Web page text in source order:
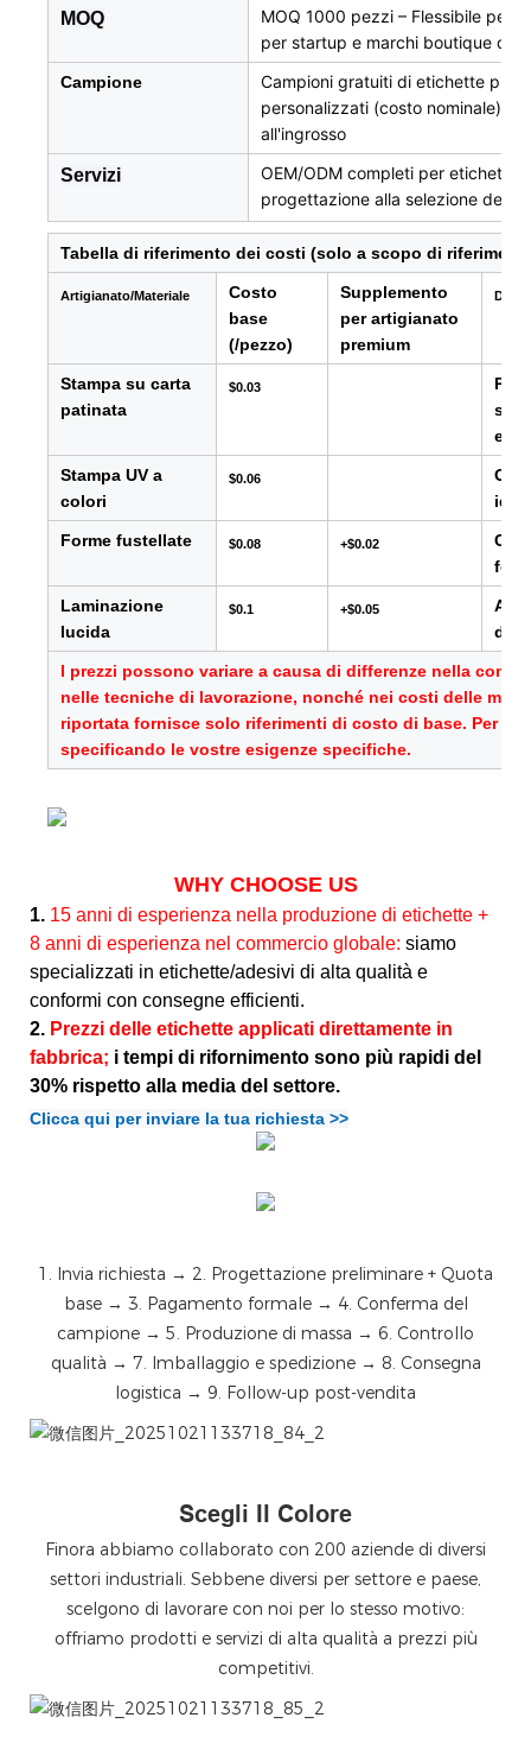
MOQ
MOQ 1000 pezzi – Flessibile per
per startup e marchi boutique che
Campione
Campioni gratuiti di etichette
personalizzati (costo nominale) -
all'ingrosso
Servizi
OEM/ODM completi per etichette
progettazione alla selezione dei
Tabella di riferimento dei costi (solo a scopo di
Artigianato/Materiale
Costo
base
(/pezzo)
Supplemento
per artigianato
premium
Stampa su carta
patinata
$0.03
Per
Stampa UV a
colori
$0.06
Forme fustellate $0.08 +$0.02
Laminazione
lucida
$0.1 +$0.05
I prezzi possono variare a causa di differenze nella
nelle tecniche di lavorazione, nonché nei costi delle
riportata fornisce solo riferimenti di costo di base. Per
specificando le vostre esigenze specifiche.
WHY CHOOSE US
1. 15 anni di esperienza nella produzione di etichette +
8 anni di esperienza nel commercio globale: siamo
specializzati in etichette/adesivi di alta qualità e
conformi con consegne efficienti.
2. Prezzi delle etichette applicati direttamente in
fabbrica; i tempi di rifornimento sono più rapidi del
30% rispetto alla media del settore.
Clicca qui per inviare la tua richiesta >>
1. Invia richiesta → 2. Progettazione preliminare + Quota
base → 3. Pagamento formale → 4. Conferma del
campione → 5. Produzione di massa → 6. Controllo
qualità → 7. Imballaggio e spedizione → 8. Consegna
logistica → 9. Follow-up post-vendita
微信图片_20251021133718_84_2
Scegli Il Colore
Finora abbiamo collaborato con 200 aziende di diversi
settori industriali. Sebbene diversi per settore e paese,
scelgono di lavorare con noi per lo stesso motivo:
offriamo prodotti e servizi di alta qualità a prezzi più
competitivi.
微信图片_20251021133718_85_2